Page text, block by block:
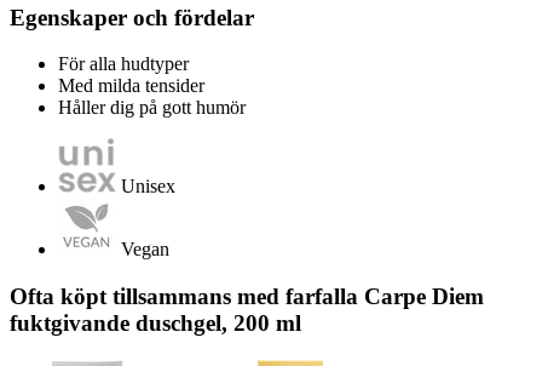
Egenskaper och fördelar
För alla hudtyper
Med milda tensider
Håller dig på gott humör
Unisex
Vegan
Ofta köpt tillsammans med farfalla Carpe Diem
fuktgivande duschgel, 200 ml